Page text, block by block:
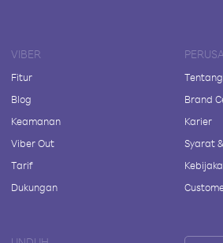
VIBER
Fitur
Blog
Keamanan
Viber Out
Tarif
Dukungan
Brand
Karier
Syarat